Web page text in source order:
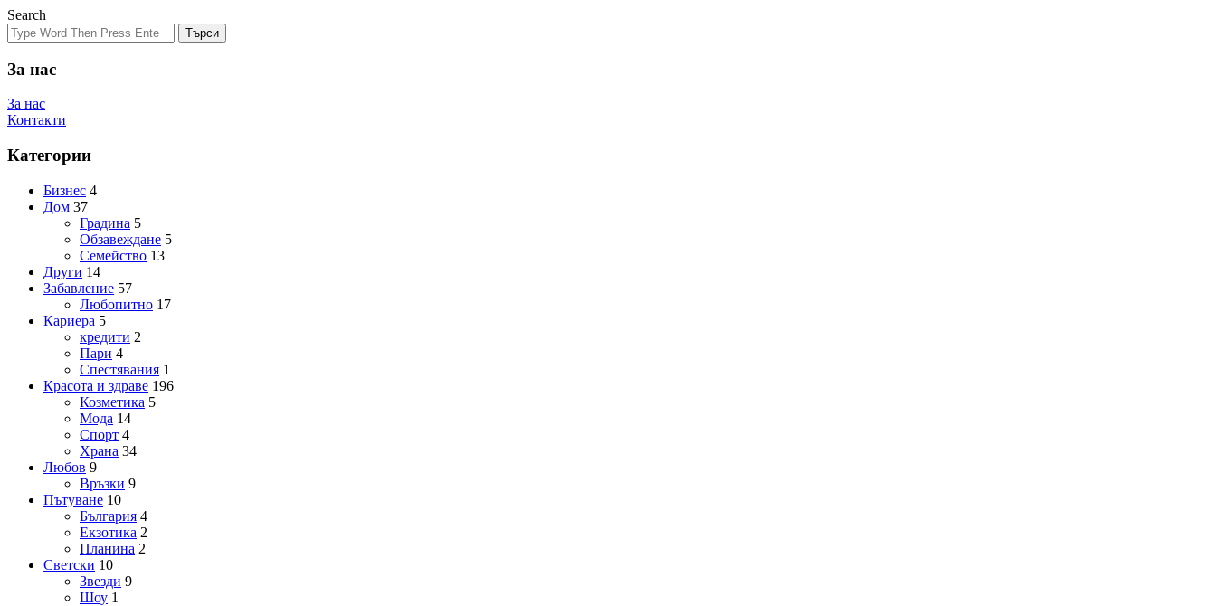
Search
Търси
За нас
За нас
Контакти
Категории
Бизнес 4
Дом 37
Градина 5
Обзавеждане 5
Семейство 13
Други 14
Забавление 57
Любопитно 17
Кариера 5
кредити 2
Пари 4
Спестявания 1
Красота и здраве 196
Козметика 5
Мода 14
Спорт 4
Храна 34
Любов 9
Връзки 9
Пътуване 10
България 4
Екзотика 2
Планина 2
Светски 10
Звезди 9
Шоу 1